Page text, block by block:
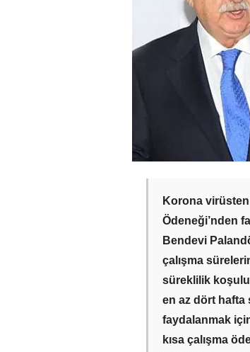
Korona
Ödeneği’nden
Bendevi
çalışma
süreklilik koşulu
en az dört hafta
faydalanmak
kısa çalışma